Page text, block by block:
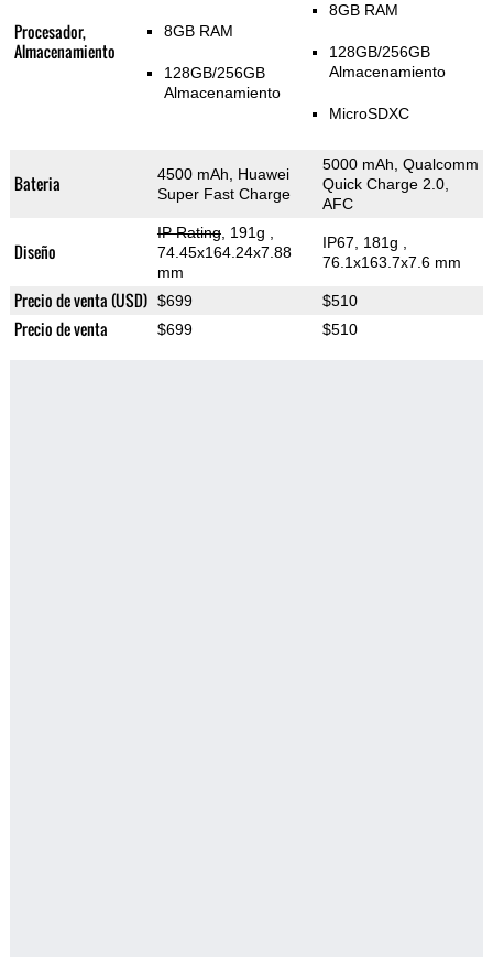
Procesador,
Almacenamiento
8GB RAM
128GB/256GB
Almacenamiento
8GB RAM
128GB/256GB
Almacenamiento
MicroSDXC
Bateria
4500 mAh, Huawei
Super Fast Charge
5000 mAh, Qualcomm
Quick Charge 2.0,
AFC
Diseño
IP Rating, 191g
74.45x164.24x7.88
mm
IP67, 181g
76.1x163.7x7.6 mm
Precio de venta (USD) $699 $510
Precio de venta $699 $510